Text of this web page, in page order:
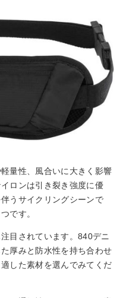
量性、風合いに大きく影響
ロンは引き裂き強度に優
うサイクリングシーンで
です。
目されています。840デニ
厚みと防水性を持ち合わせ
した素材を選んでみてくだ